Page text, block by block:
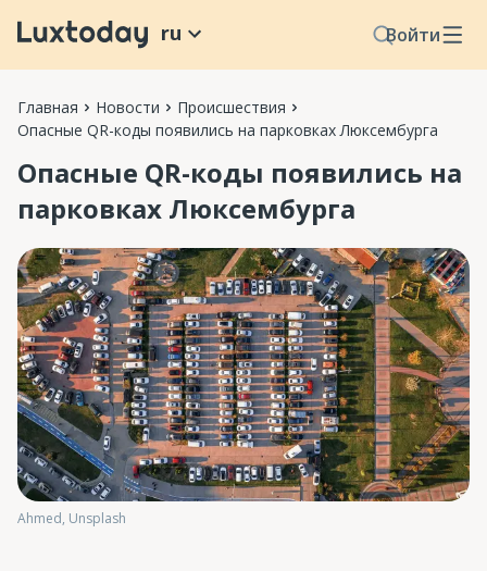
Войти
ru
Главная Новости
Происшествия
Опасные QR-коды появились на парковках Люксембурга
Опасные QR-коды появились на
парковках Люксембурга
Ahmed, Unsplash